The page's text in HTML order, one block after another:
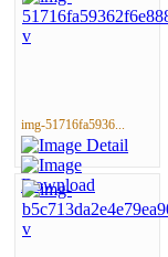
img-51716fa5936...